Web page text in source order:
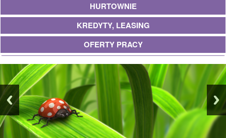
HURTOWNIE
KREDYTY, LEASING
OFERTY PRACY
UBEZPIECZENIA
EKOLOGIA
BANKI, PRZELEWY, WALUTY, KANTORY
WYKOŃCZENIA